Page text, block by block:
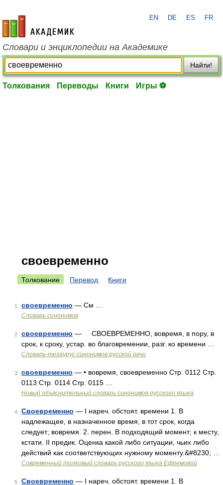
academic.ru
EN DE ES FR
Словари и энциклопедии на Академике
Найти!
Толкования Переводы Книги Игры ⚽
своевременно
Толкование Перевод Книги
1 своевременно — См …
Словарь синонимов
2 своевременно — СВОЕВРЕМЕННО, вовремя, в пору, в
срок, к сроку, устар. во благовремении, разг. ко времени …
Словарь-тезаурус синонимов русской речи
3 своевременно — • вовремя, своевременно Стр. 0112 Стр.
0113 Стр. 0114 Стр. 0115 …
Новый объяснительный словарь синонимов русского языка
4 Своевременно — I нареч. обстоят. времени 1. В
надлежащее, в назначенное время, в тот срок, когда
следует; вовремя. 2. перен. В подходящий момент; к месту,
кстати. II предик. Оценка какой либо ситуации, чьих либо
действий как соответствующих нужному моменту.&#8230; …
Современный толковый словарь русского языка Ефремовой
5 Своевременно — I нареч. обстоят. времени 1. В